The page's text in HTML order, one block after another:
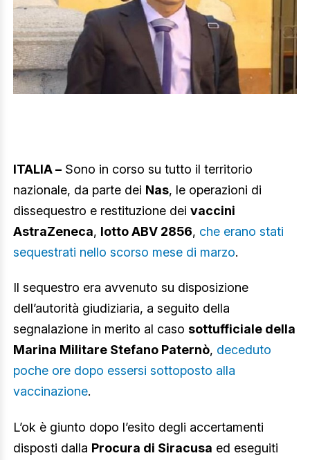
ITALIA – Sono in corso su tutto il territorio
nazionale, da parte dei Nas, le operazioni di
dissequestro e restituzione dei vaccini
AstraZeneca, lotto ABV 2856, che erano stati
sequestrati nello scorso mese di marzo.
Il sequestro era avvenuto su disposizione
dell’autorità giudiziaria, a seguito della
segnalazione in merito al caso sottufficiale della
Marina Militare Stefano Paternò, deceduto
poche ore dopo essersi sottoposto alla
vaccinazione.
L’ok è giunto dopo l’esito degli accertamenti
disposti dalla Procura di Siracusa ed eseguiti